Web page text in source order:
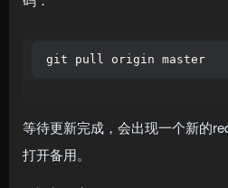
git pull origin master
等待更新完成，会出现一个新的
打开备用。